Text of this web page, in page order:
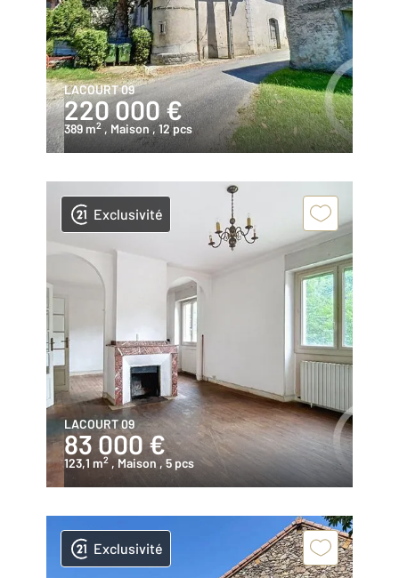
LACOURT 09
220 000 €
389 m2 , Maison , 12 pcs
Exclusivité
LACOURT 09
83 000 €
123,1 m2 , Maison , 5 pcs
Exclusivité